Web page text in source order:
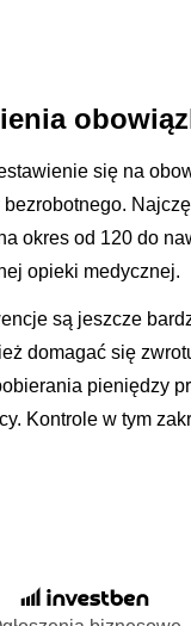
się na
okres od 120 do
opieki medycznej.
są jeszcze
domagać się
pieniędzy
Kontrole w tym